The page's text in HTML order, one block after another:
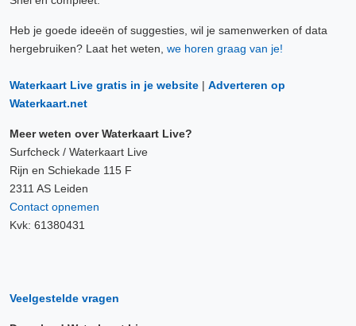
Heb je goede ideeën of suggesties, wil je samenwerken of data
hergebruiken? Laat het weten, we horen graag van je!
Waterkaart Live gratis in je website | Adverteren op
Waterkaart.net
Meer weten over Waterkaart Live?
Surfcheck / Waterkaart Live
Rijn en Schiekade 115 F
2311 AS Leiden
Contact opnemen
Kvk: 61380431
Veelgestelde vragen